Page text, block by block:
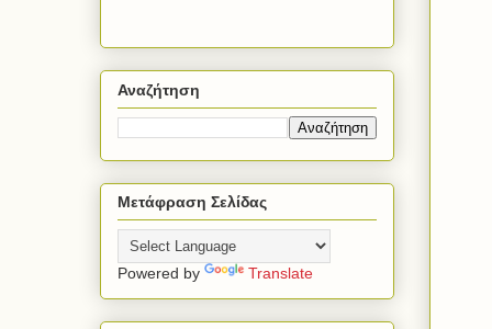
Αναζήτηση
Μετάφραση Σελίδας
Powered by Translate